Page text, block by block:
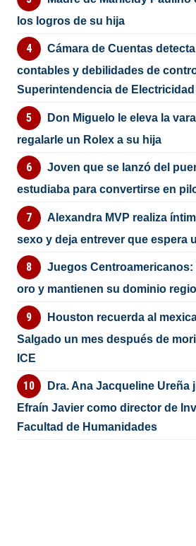
los logros de su hija
Cámara de Cuentas
contables y debilidades de
Superintendencia de Electricidad
Don Miguelo le eleva la
regalarle un Rolex a su hija
Joven que se lanzó del
estudiaba para convertirse en
Alexandra MVP realiza
sexo y deja entrever que espera
Juegos Centroamericanos:
oro y mantienen su dominio
Houston recuerda al
Salgado un mes después de
ICE
Dra. Ana Jacqueline Ureña
Efraín Javier como director de
Facultad de Humanidades